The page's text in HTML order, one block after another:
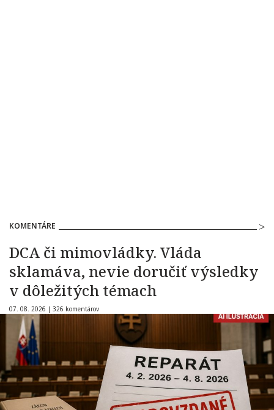
KOMENTÁRE
DCA či mimovládky. Vláda
sklamáva, nevie doručiť výsledky
v dôležitých témach
07. 08. 2026 | 326 komentárov